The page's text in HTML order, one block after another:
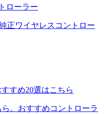
ローラー
正ワイヤレスコントロー
すめ20選はこちら
。おすすめコントローラ